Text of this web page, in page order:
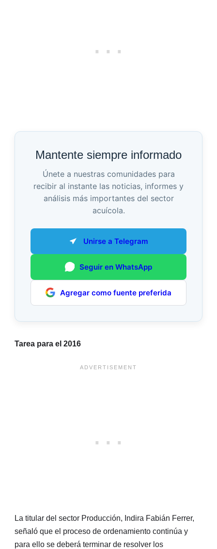
Mantente siempre informado
Únete a nuestras comunidades para
recibir al instante las noticias, informes y
análisis más importantes del sector
acuícola.
Unirse a Telegram
Seguir en WhatsApp
Agregar como fuente preferida
Tarea para el 2016
La titular del sector Producción, Indira Fabián Ferrer,
señaló que el proceso de ordenamiento continúa y
para ello se deberá terminar de resolver los